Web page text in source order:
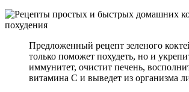
Предложенный рецепт зеленого
только поможет похудеть, но и
иммунитет, очистит печень,
витамина С и выведет из организма